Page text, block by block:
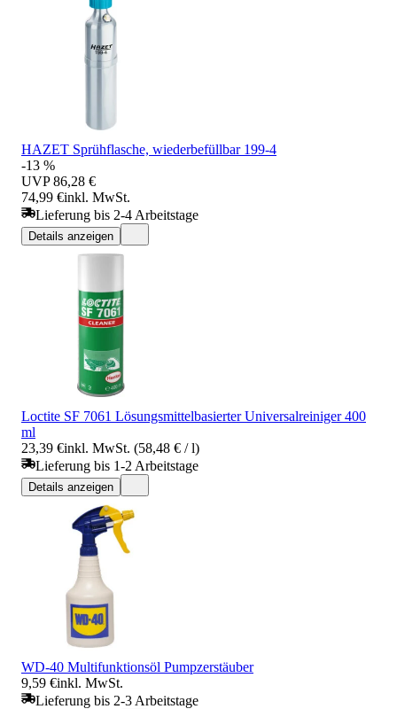
HAZET Sprühflasche, wiederbefüllbar 199-4
-13 %
UVP 86,28 €
74,99 €inkl. MwSt.
Lieferung bis 2-4 Arbeitstage
Details anzeigen
Loctite SF 7061 Lösungsmittelbasierter Universalreiniger 400
ml
23,39 €inkl. MwSt. (58,48 € / l)
Lieferung bis 1-2 Arbeitstage
Details anzeigen
WD-40 Multifunktionsöl Pumpzerstäuber
9,59 €inkl. MwSt.
Lieferung bis 2-3 Arbeitstage